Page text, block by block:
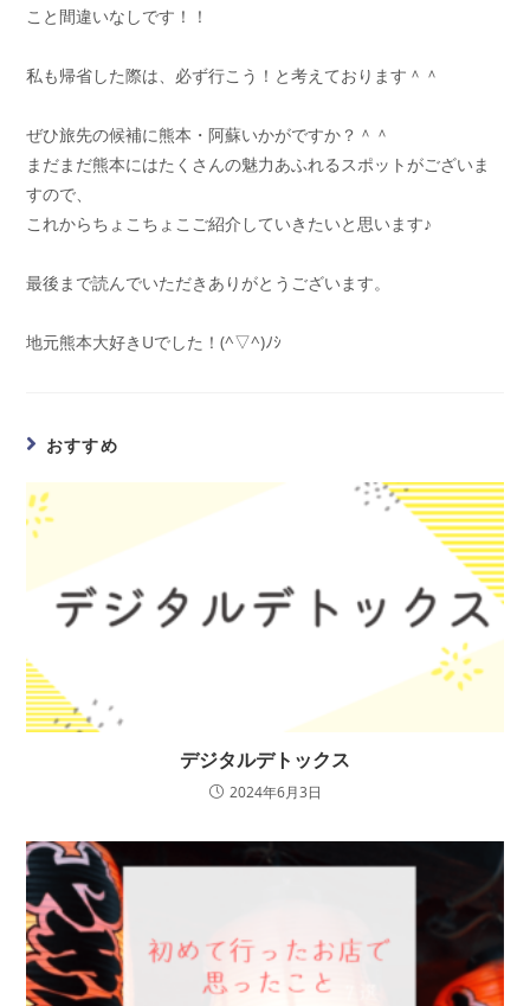
こと間違いなしです！！
私も帰省した際は、必ず行こう！と考えております＾＾
ぜひ旅先の候補に熊本・阿蘇いかがですか？＾＾
まだまだ熊本にはたくさんの魅力あふれるスポットがございま
すので、
これからちょこちょこご紹介していきたいと思います♪
最後まで読んでいただきありがとうございます。
地元熊本大好きUでした！(^▽^)ﾉｼ
おすすめ
デジタルデトックス
2024年6月3日